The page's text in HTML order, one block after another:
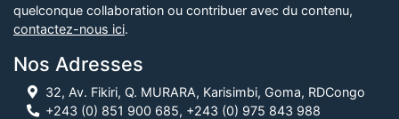
quelconque collaboration ou contribuer avec du contenu,
contactez-nous ici.
Nos Adresses
32, Av. Fikiri, Q. MURARA, Karisimbi, Goma, RDCongo
+243 (0) 851 900 685, +243 (0) 975 843 988